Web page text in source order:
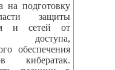
на подготовку
защиты
и сетей от
доступа,
обеспечения
кибератак.